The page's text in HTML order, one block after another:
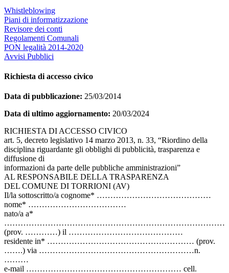
Whistleblowing
Piani di informatizzazione
Revisore dei conti
Regolamenti Comunali
PON legalità 2014-2020
Avvisi Pubblici
Richiesta di accesso civico
Data di pubblicazione: 25/03/2014
Data di ultimo aggiornamento: 20/03/2024
RICHIESTA DI ACCESSO CIVICO
art. 5, decreto legislativo 14 marzo 2013, n. 33, “Riordino della
disciplina riguardante gli obblighi di pubblicità, trasparenza e
diffusione di
informazioni da parte delle pubbliche amministrazioni”
AL RESPONSABILE DELLA TRASPARENZA
DEL COMUNE DI TORRIONI (AV)
Il/la sottoscritto/a cognome* ……………………………………
nome* ………………………………
nato/a a*
………………………………………………………………………
(prov. …………) il ……………………………………
residente in* ……………………………………………… (prov.
…….) via …………………………………………………n.
………
e-mail ………………………………………………… cell.